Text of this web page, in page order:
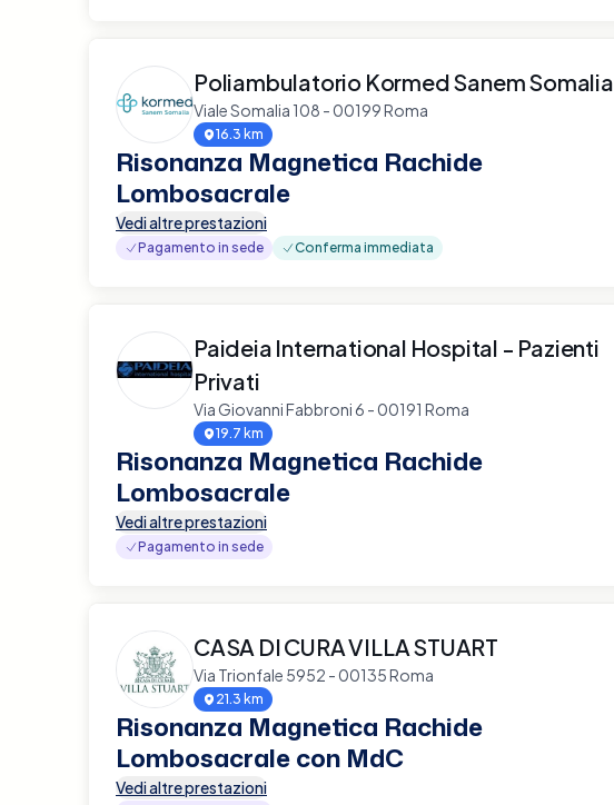
Poliambulatorio Kormed Sanem Somalia
Viale Somalia 108 - 00199 Roma
16.3 km
Risonanza Magnetica Rachide
Lombosacrale
Vedi altre prestazioni
Pagamento in sede Conferma immediata
Paideia International Hospital - Pazienti
Privati
Via Giovanni Fabbroni 6 - 00191 Roma
19.7 km
Risonanza Magnetica Rachide
Lombosacrale
Vedi altre prestazioni
Pagamento in sede
CASA DI CURA VILLA STUART
Via Trionfale 5952 - 00135 Roma
21.3 km
Risonanza Magnetica Rachide
Lombosacrale con MdC
Vedi altre prestazioni